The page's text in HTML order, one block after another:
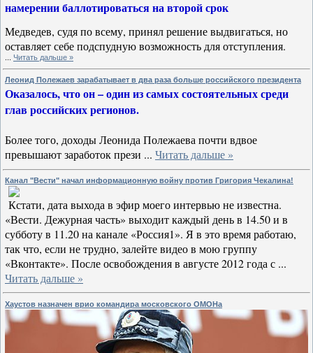
намерении баллотироваться на второй срок
Медведев, судя по всему, принял решение выдвигаться, но
оставляет себе подспудную возможность для отступления.
Читать дальше »
Леонид Полежаев зарабатывает в два раза больше российского президента
Оказалось, что он – один из самых состоятельных среди
глав российских регионов.
Более того, доходы Леонида Полежаева почти вдвое
превышают заработок прези ... Читать дальше »
Канал "Вести" начал информационную войну против Григория Чекалина!
Кстати, дата выхода в эфир моего интервью не известна.
«Вести. Дежурная часть» выходит каждый день в 14.50 и в
субботу в 11.20 на канале «Россия1». Я в это время работаю,
так что, если не трудно, залейте видео в мою группу
«Вконтакте». После освобождения в августе 2012 года с ...
Читать дальше »
Хаустов назначен врио командира московского ОМОНа